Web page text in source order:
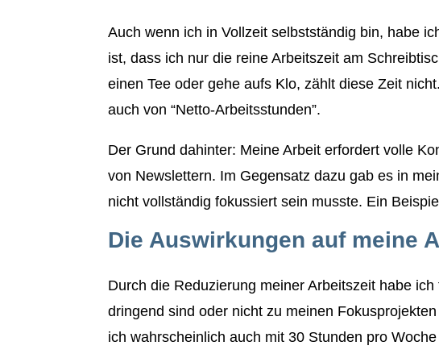
Auch wenn ich in Vollzeit selbstständig bin, habe
ist, dass ich nur die reine Arbeitszeit am
einen Tee oder gehe aufs Klo, zählt diese Zeit
auch von “Netto-Arbeitsstunden”.
Der Grund dahinter: Meine Arbeit erfordert volle
von Newslettern. Im Gegensatz dazu gab es in
nicht vollständig fokussiert sein musste. Ein
Die Auswirkungen auf meine
Durch die Reduzierung meiner Arbeitszeit habe
dringend sind oder nicht zu meinen
ich wahrscheinlich auch mit 30 Stunden pro